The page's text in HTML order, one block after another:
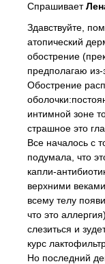
Спрашивает
Здавствуйте,
атопический
обострение
предполагаю
Обострение
интимной зоне
страшное это
Все началось с
подумала, что
капли-
верхними
всему телу
что это
слезиться и
курс
Но последний